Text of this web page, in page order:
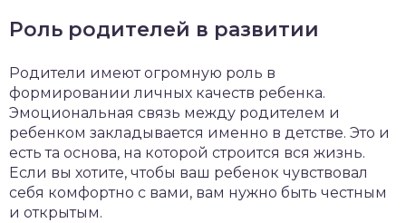
Роль родителей в развитии
Родители имеют огромную роль в
формировании личных качеств ребенка.
Эмоциональная связь между родителем и
ребенком закладывается именно в детстве. Это и
есть та основа, на которой строится вся жизнь.
Если вы хотите, чтобы ваш ребенок чувствовал
себя комфортно с вами, вам нужно быть честным
и открытым.